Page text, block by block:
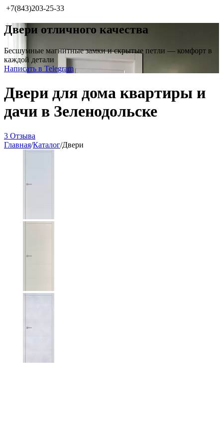
+7(843)203-25-33
Двери отличного качества
Бесшумные магнитные замки и скрытые петли — комфорт в
каждой детали
Написать в Telegram
Двери для дома квартиры и
дачи в Зеленодольске
3 Отзыва
Главная/Каталог/Двери